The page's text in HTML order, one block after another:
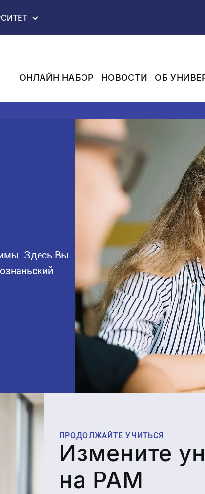
ОНЛАЙН НАБОР НОВОСТИ ОБ
Здесь Вы
ПРОДОЛЖАЙТЕ УЧИТЬСЯ
Измените
на PAM